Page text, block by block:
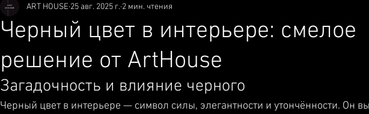
Черный цвет в интерьере: смелое
решение от ArtHouse
ART HOUSE 25 авг. 2025 г. 2 мин. чтения
Загадочность и влияние черного
Черный цвет в интерьере — символ силы, элегантности и утончённости. Он